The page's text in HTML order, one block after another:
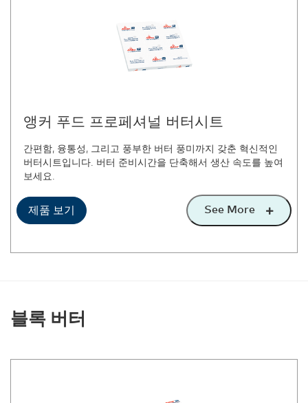
앵커 푸드 프로페셔널 버터시트
간편함, 융통성, 그리고 풍부한 버터 풍미까지 갖춘 혁신적인
버터시트입니다. 버터 준비시간을 단축해서 생산 속도를 높여
보세요.
제품 보기 See More
블록 버터